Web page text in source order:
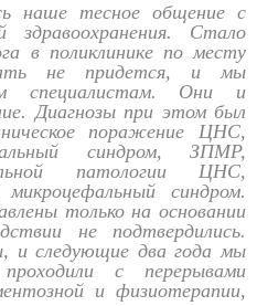
тесное общение с
здравоохранения. Стало
в поликлинике по месту
не придется, и мы
специалистам. Они и
Диагнозы при этом был
поражение ЦНС,
синдром, ЗПМР,
патологии ЦНС,
синдром.
только на основании
не подтвердились.
и следующие два года мы
с перерывами
и физиотерапии,